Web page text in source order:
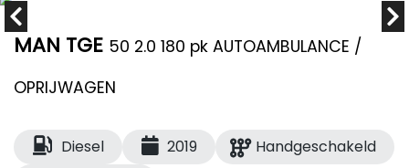
MAN TGE 50 2.0 180 pk AUTOAMBULANCE /
OPRIJWAGEN
Diesel 2019
Handgeschakeld